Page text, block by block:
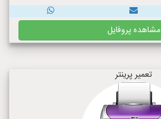
مشاهده پروفایل
تعمیر پرینتر